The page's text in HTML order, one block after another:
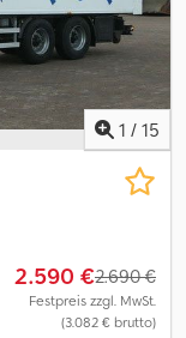
1 / 15
2.590 €2.690 €
Festpreis zzgl. MwSt.
(3.082 € brutto)